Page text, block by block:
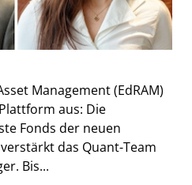
Management (EdRAM)
aus: Die
Fonds der neuen
das Quant-Team
Bis...